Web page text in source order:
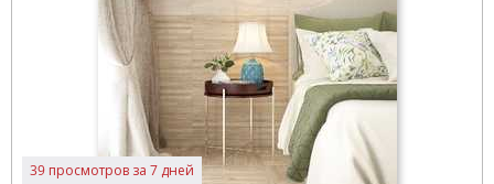
39 просмотров за 7 дней